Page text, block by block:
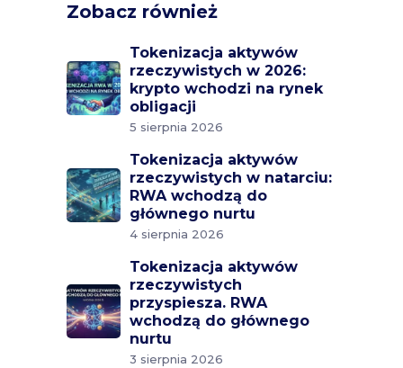
Zobacz również
Tokenizacja aktywów
rzeczywistych w 2026:
krypto wchodzi na rynek
obligacji
5 sierpnia 2026
Tokenizacja aktywów
rzeczywistych w natarciu:
RWA wchodzą do
głównego nurtu
4 sierpnia 2026
Tokenizacja aktywów
rzeczywistych
przyspiesza. RWA
wchodzą do głównego
nurtu
3 sierpnia 2026